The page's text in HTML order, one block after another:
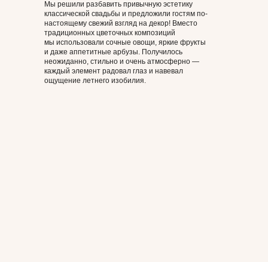
Мы решили разбавить привычную эстетику
классической свадьбы и предложили гостям по-
настоящему свежий взгляд на декор! Вместо
традиционных цветочных композиций
мы использовали сочные овощи, яркие фрукты
и даже аппетитные арбузы. Получилось
неожиданно, стильно и очень атмосферно —
каждый элемент радовал глаз и навевал
ощущение летнего изобилия.